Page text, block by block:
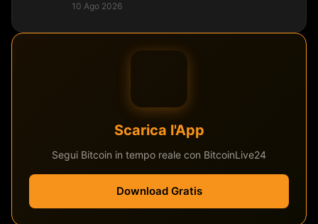
10 Ago 2026
Scarica l'App
Segui Bitcoin in tempo reale con BitcoinLive24
Download Gratis